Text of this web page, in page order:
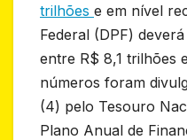
trilhões e em nível
Federal (DPF)
entre R$ 8,1 trilhões
números foram
(4) pelo Tesouro
Plano Anual de